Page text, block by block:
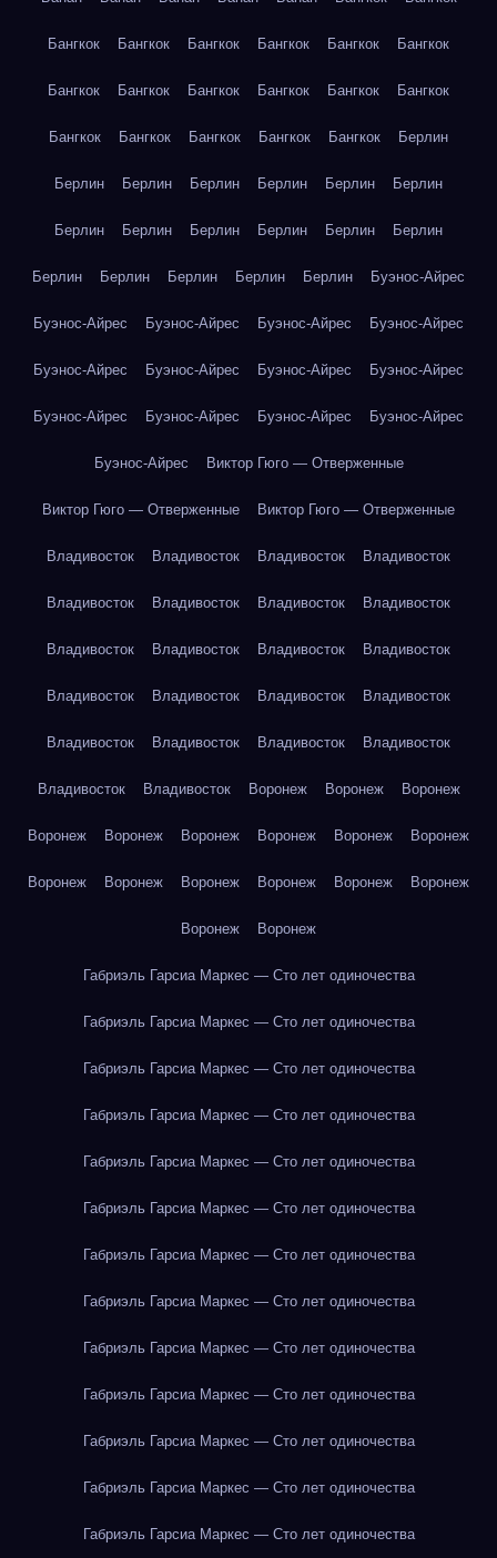
Бангкок Бангкок Бангкок Бангкок Бангкок Бангкок
Бангкок Бангкок Бангкок Бангкок Бангкок Бангкок
Бангкок Бангкок Бангкок Бангкок Бангкок Берлин
Берлин Берлин Берлин Берлин Берлин Берлин
Берлин Берлин Берлин Берлин Берлин Берлин
Берлин Берлин Берлин Берлин Берлин Буэнос-Айрес
Буэнос-Айрес Буэнос-Айрес Буэнос-Айрес Буэнос-Айрес
Буэнос-Айрес Буэнос-Айрес Буэнос-Айрес Буэнос-Айрес
Буэнос-Айрес Буэнос-Айрес Буэнос-Айрес Буэнос-Айрес
Буэнос-Айрес Виктор Гюго — Отверженные
Виктор Гюго — Отверженные Виктор Гюго — Отверженные
Владивосток Владивосток Владивосток Владивосток
Владивосток Владивосток Владивосток Владивосток
Владивосток Владивосток Владивосток Владивосток
Владивосток Владивосток Владивосток Владивосток
Владивосток Владивосток Владивосток Владивосток
Владивосток Владивосток Воронеж Воронеж Воронеж
Воронеж Воронеж Воронеж Воронеж Воронеж Воронеж
Воронеж Воронеж Воронеж Воронеж Воронеж Воронеж
Воронеж Воронеж
Габриэль Гарсиа Маркес — Сто лет одиночества
Габриэль Гарсиа Маркес — Сто лет одиночества
Габриэль Гарсиа Маркес — Сто лет одиночества
Габриэль Гарсиа Маркес — Сто лет одиночества
Габриэль Гарсиа Маркес — Сто лет одиночества
Габриэль Гарсиа Маркес — Сто лет одиночества
Габриэль Гарсиа Маркес — Сто лет одиночества
Габриэль Гарсиа Маркес — Сто лет одиночества
Габриэль Гарсиа Маркес — Сто лет одиночества
Габриэль Гарсиа Маркес — Сто лет одиночества
Габриэль Гарсиа Маркес — Сто лет одиночества
Габриэль Гарсиа Маркес — Сто лет одиночества
Габриэль Гарсиа Маркес — Сто лет одиночества